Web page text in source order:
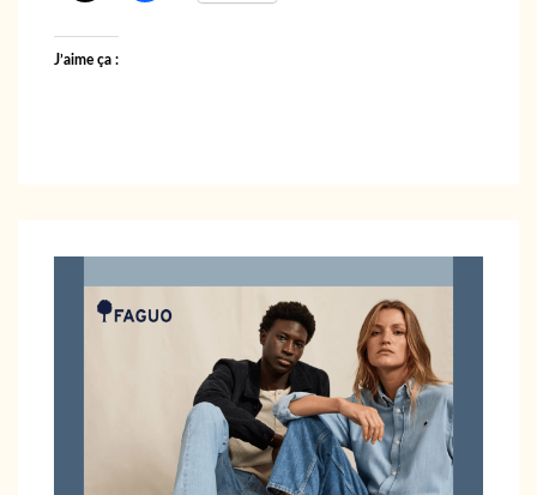
J’aime ça :